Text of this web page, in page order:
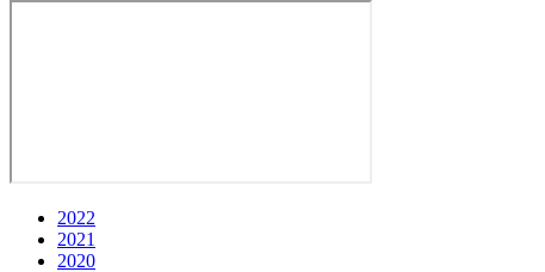
2022
2021
2020